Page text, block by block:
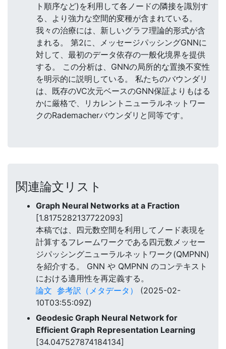
ト順序など)を利用して各ノードの隣接を識別す
る、より強力な空間的変種が含まれている。
我々の治療には、新しいグラフ理論的形式が含
まれる。 第2に、メッセージパッシングGNNに
対して、最初のデータ依存の一般化境界を提供
する。 この分析は、GNNの局所的な置換不変性
を明示的に説明している。 私たちのバウンダリ
は、既存のVC次元ベースのGNN保証よりもはる
かに厳格で、リカレントニューラルネットワー
クのRademacherバウンダリと同等です。
関連論文リスト
Graph Neural Networks at a Fraction
[1.8175282137722093]
本稿では、四元数空間を利用してノード表現を
計算するフレームワークである四元数メッセー
ジパッシングニューラルネットワーク(QMPNN)
を紹介する。 GNN や QMPNN のコンテキスト
における適用性を再定義する。
論文 参考訳（メタデータ）
(2025-02-
10T03:55:09Z)
Geodesic Graph Neural Network for
Efficient Graph Representation Learning
[34.047527874184134]